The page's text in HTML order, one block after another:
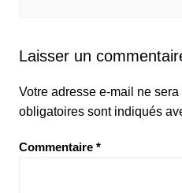
Laisser un
Votre adresse e-mail ne
obligatoires sont indiqués
Commentaire *